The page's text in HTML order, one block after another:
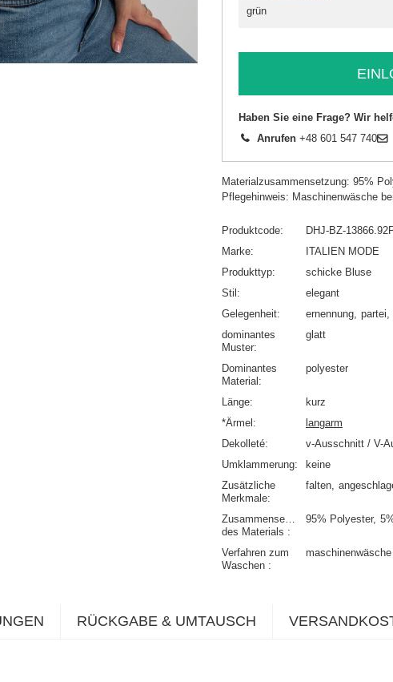
grün
Haben Sie eine Frage? Wir
Anrufen +48 601 547 740
Materialzusammensetzung: 95%
Pflegehinweis: Maschinenwäsche
Produktcode
DHJ-BZ-
Marke
ITALIEN MODE
Produkttyp
schicke Bluse
Stil
elegant
Gelegenheit
ernennung partei
dominantes
Muster
glatt
Dominantes
Material
polyester
Länge
kurz
*Ärmel
langarm
Dekolleté
v-Ausschnitt / V-
Umklammerung
keine
Zusätzliche
Merkmale
falten
Zusammensetzung
des Materials
95% Polyester
Verfahren zum
Waschen
maschinenwäsche
RÜCKGABE & UMTAUSCH